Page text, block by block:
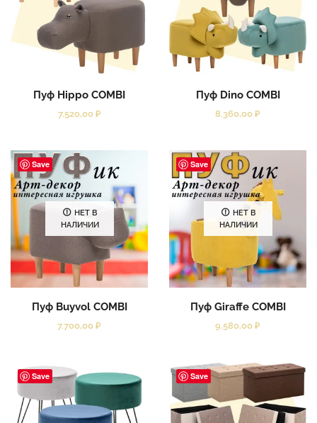
Пуф Hippo COMBI
7.520,00 ₽
Пуф Dino COMBI
8.360,00 ₽
Save
НЕТ В
НАЛИЧИИ
Пуф Buyvol COMBI
7.700,00 ₽
Save
НЕТ В
НАЛИЧИИ
Пуф Giraffe COMBI
9.580,00 ₽
Save Save